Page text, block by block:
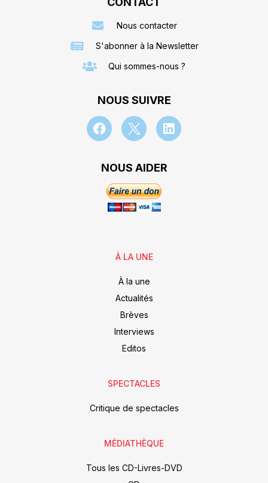
Nous contacter
S'abonner à la Newsletter
Qui sommes-nous ?
NOUS SUIVRE
NOUS AIDER
À LA UNE
À la une
Actualités
Brèves
Interviews
Editos
SPECTACLES
Critique de spectacles
MÉDIATHÈQUE
Tous les CD-Livres-DVD